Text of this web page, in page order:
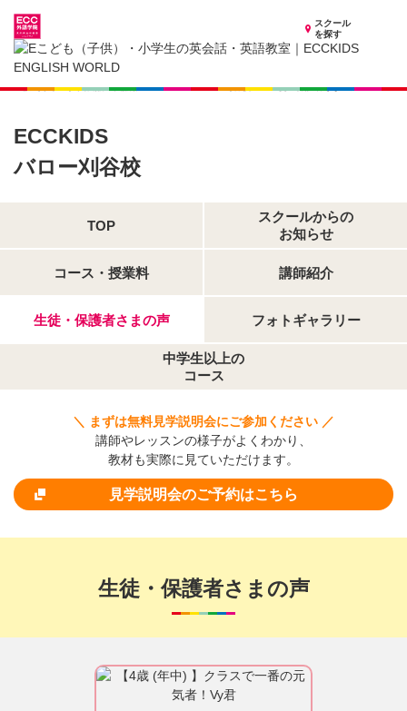
スクール
を探す
愛知県の子供英会話・英語教室
子供（小学生）英会話・英語教室 ECCKIDS バロー刈谷校
生徒・保護者さまの声
ECCKIDS
バロー刈谷校
TOP
スクールからの
お知らせ
コース・授業料 講師紹介
生徒・保護者さまの声 フォトギャラリー
中学生以上の
コース
＼ まずは無料見学説明会にご参加ください ／
講師やレッスンの様子がよくわかり、
教材も実際に見ていただけます。
見学説明会のご予約はこちら
生徒・保護者さまの声